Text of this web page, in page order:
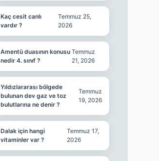
Kaç cesit canlı
vardır ?
Temmuz 25,
2026
Amentü duasının konusu
nedir 4. sınıf ?
Temmuz
21, 2026
Yıldızlararası bölgede
bulunan dev gaz ve toz
bulutlarına ne denir ?
Temmuz
19, 2026
Dalak için hangi
vitaminler var ?
Temmuz 17,
2026